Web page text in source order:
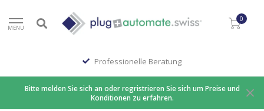
MENU
0
Professionelle Beratung
Bitte melden Sie sich an oder regristrieren Sie sich um Preise und
Konditionen zu erfahren.